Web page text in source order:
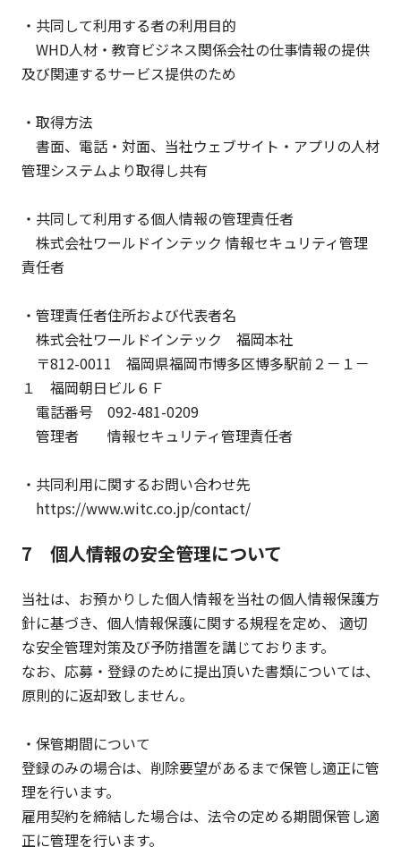
・共同して利用する者の利用目的
WHD人材・教育ビジネス関係会社の仕事情報の提供
及び関連するサービス提供のため
・取得方法
書面、電話・対面、当社ウェブサイト・アプリの人材
管理システムより取得し共有
・共同して利用する個人情報の管理責任者
株式会社ワールドインテック 情報セキュリティ管理
責任者
・管理責任者住所および代表者名
株式会社ワールドインテック 福岡本社
〒812-0011 福岡県福岡市博多区博多駅前２－１－
１ 福岡朝日ビル６Ｆ
電話番号 092-481-0209
管理者 情報セキュリティ管理責任者
・共同利用に関するお問い合わせ先
https://www.witc.co.jp/contact/
7 個人情報の安全管理について
当社は、お預かりした個人情報を当社の個人情報保護方
針に基づき、個人情報保護に関する規程を定め、 適切
な安全管理対策及び予防措置を講じております。
なお、応募・登録のために提出頂いた書類については、
原則的に返却致しません。
・保管期間について
登録のみの場合は、削除要望があるまで保管し適正に管
理を行います。
雇用契約を締結した場合は、法令の定める期間保管し適
正に管理を行います。